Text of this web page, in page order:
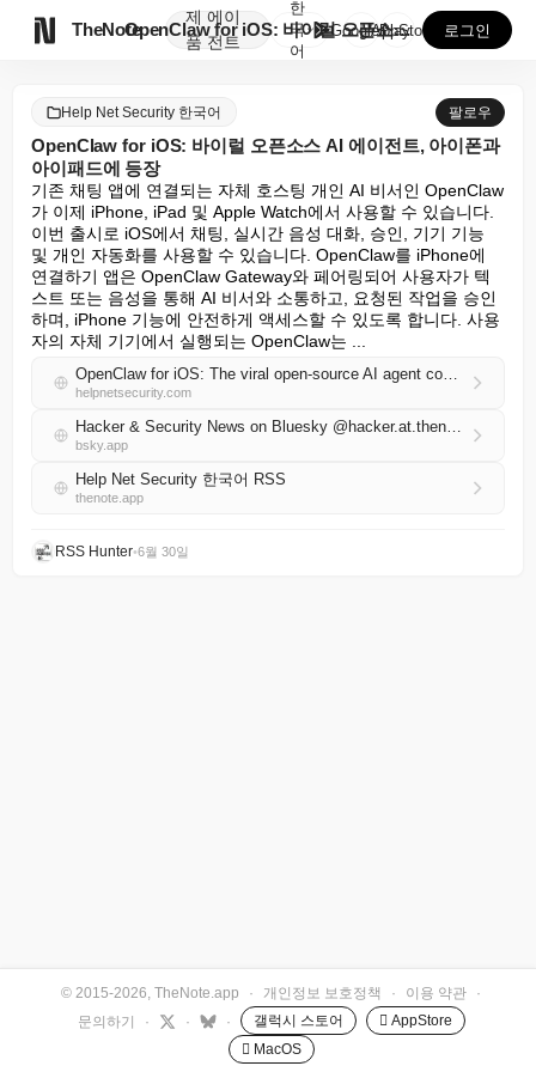
TheNote
제
품
에이
전트
OpenClaw for iOS: 바이럴 오픈소스 AI ...
한
국
어
GooglePlay
AppStore 로그인
Help Net Security 한국어 팔로우
OpenClaw for iOS: 바이럴 오픈소스 AI 에이전트, 아이폰과
아이패드에 등장
기존 채팅 앱에 연결되는 자체 호스팅 개인 AI 비서인 OpenClaw
가 이제 iPhone, iPad 및 Apple Watch에서 사용할 수 있습니다.
이번 출시로 iOS에서 채팅, 실시간 음성 대화, 승인, 기기 기능
및 개인 자동화를 사용할 수 있습니다. OpenClaw를 iPhone에
연결하기 앱은 OpenClaw Gateway와 페어링되어 사용자가 텍
스트 또는 음성을 통해 AI 비서와 소통하고, 요청된 작업을 승인
하며, iPhone 기능에 안전하게 액세스할 수 있도록 합니다. 사용
자의 자체 기기에서 실행되는 OpenClaw는 ...
OpenClaw for iOS: The viral open-source AI agent comes to iPhone and iPad
helpnetsecurity.com
Hacker & Security News on Bluesky @hacker.at.thenote.app
bsky.app
Help Net Security 한국어 RSS
thenote.app
RSS Hunter•6월 30일
© 2015-2026, TheNote.app · 개인정보 보호정책 · 이용 약관
·
문의하기
· · · 갤럭시 스토어
 AppStore
 MacOS